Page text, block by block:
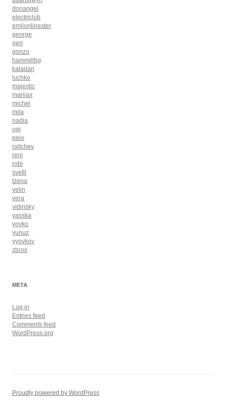
donangel
electriclub
emilonlinester
george
geri
gonzo
hammillbg
kaladan
luchko
majestic
maniax
michel
mila
nadia
ogi
peio
raltchev
reni
robi
svetli
tzena
velin
vera
vidinsky
yasska
yovko
yunuz
yyovkov
zbrox
META
Log in
Entries feed
Comments feed
WordPress.org
Proudly powered by WordPress